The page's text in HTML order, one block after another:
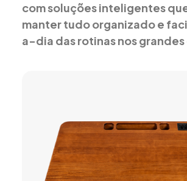
com soluções inteligentes
manter tudo organizado e
a-dia das rotinas nos